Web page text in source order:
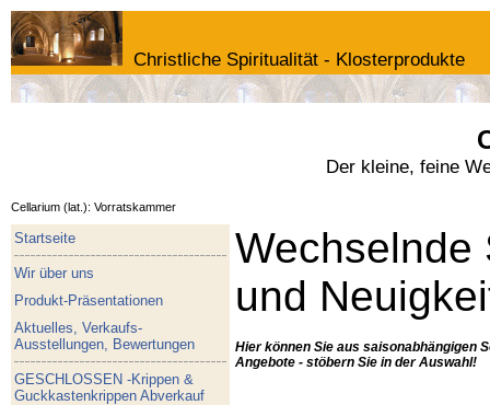
Christliche Spiritualität - Klosterprodukte
Der kleine, feine
Cellarium (lat.): Vorratskammer
Startseite
Wir über uns
Produkt-Präsentationen
Aktuelles, Verkaufs-
Ausstellungen, Bewertungen
GESCHLOSSEN -Krippen &
Guckkastenkrippen Abverkauf
Wechselnde
und
Hier können Sie aus saisonabhängigen
Angebote - stöbern Sie in der Auswahl!